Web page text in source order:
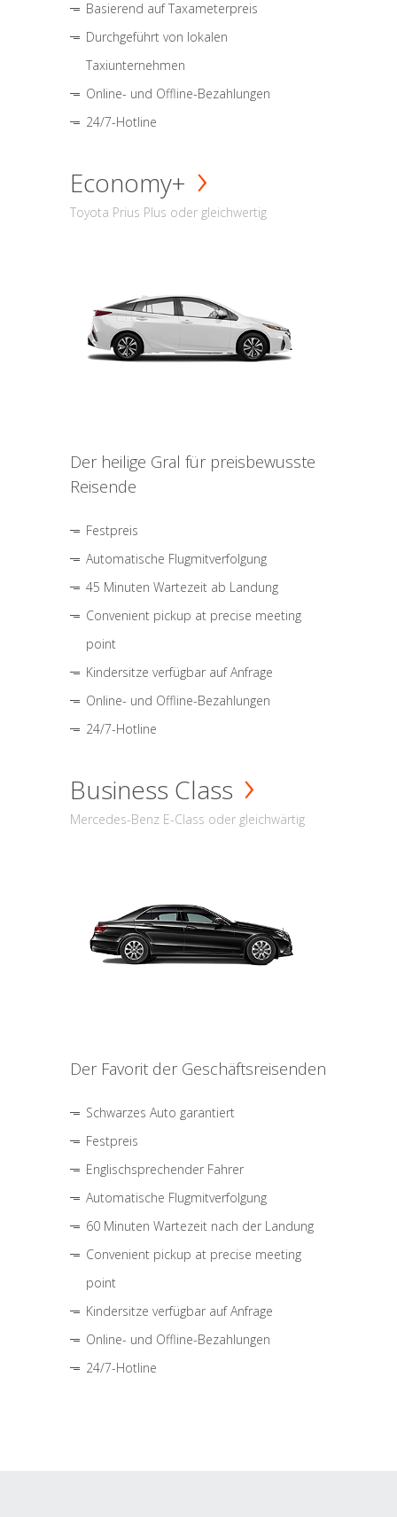
Basierend auf Taxameterpreis
Durchgeführt von lokalen
Taxiunternehmen
Online- und Offline-Bezahlungen
24/7-Hotline
Economy+
Toyota Prius Plus oder gleichwertig
Der heilige Gral für preisbewusste
Reisende
Festpreis
Automatische Flugmitverfolgung
45 Minuten Wartezeit ab Landung
Convenient pickup at precise meeting
point
Kindersitze verfügbar auf Anfrage
Online- und Offline-Bezahlungen
24/7-Hotline
Business Class
Mercedes-Benz E-Class oder gleichwärtig
Der Favorit der Geschäftsreisenden
Schwarzes Auto garantiert
Festpreis
Englischsprechender Fahrer
Automatische Flugmitverfolgung
60 Minuten Wartezeit nach der Landung
Convenient pickup at precise meeting
point
Kindersitze verfügbar auf Anfrage
Online- und Offline-Bezahlungen
24/7-Hotline